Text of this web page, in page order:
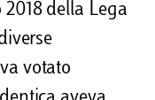
della Lega
votato